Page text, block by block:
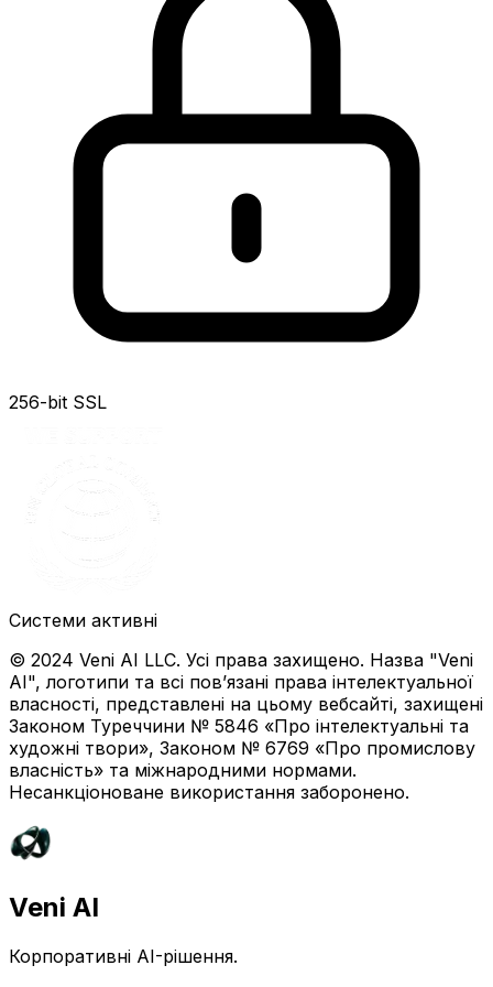
256-bit SSL
Системи активні
© 2024 Veni AI LLC. Усі права захищено. Назва "Veni
AI", логотипи та всі пов’язані права інтелектуальної
власності, представлені на цьому вебсайті, захищені
Законом Туреччини № 5846 «Про інтелектуальні та
художні твори», Законом № 6769 «Про промислову
власність» та міжнародними нормами.
Несанкціоноване використання заборонено.
Veni AI
Корпоративні AI-рішення.